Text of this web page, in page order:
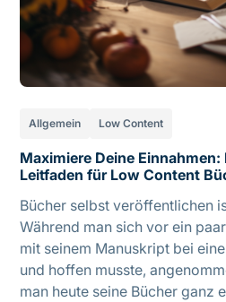
Allgemein Low Content
Maximiere Deine
Leitfaden für Low Content
Bücher selbst veröffentlichen
Während man sich vor ein
mit seinem Manuskript bei
und hoffen musste,
man heute seine Bücher ganz